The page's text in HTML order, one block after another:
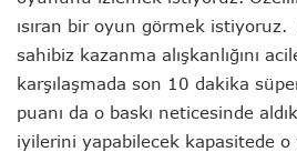
ısıran bir oyun görmek
sahibiz kazanma alışkanlığını
karşılaşmada son 10 dakika
puanı da o baskı neticesinde
iyilerini yapabilecek kapasitede